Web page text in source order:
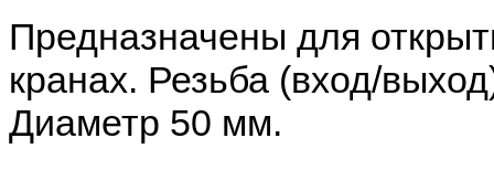
Предназначены для
кранах. Резьба (вход/
Диаметр 50 мм.